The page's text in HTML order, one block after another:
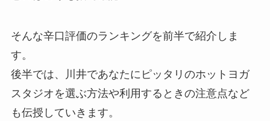
そんな辛口評価のランキングを前半で紹介しま
す。
後半では、川井であなたにピッタリのホットヨガ
スタジオを選ぶ方法や利用するときの注意点など
も伝授していきます。